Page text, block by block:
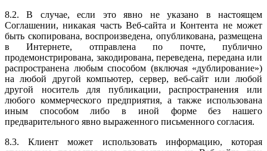
8.2. В случае, если это явно не указано в настоящем
Соглашении, никакая часть Веб-сайта и Контента не может
быть скопирована, воспроизведена, опубликована, размещена
в Интернете, отправлена по почте, публично
продемонстрирована, закодирована, переведена, передана или
распространена любым способом (включая «дублирование»)
на любой другой компьютер, сервер, веб-сайт или любой
другой носитель для публикации, распространения или
любого коммерческого предприятия, а также использована
иным способом либо в иной форме без нашего
предварительного явно выраженного письменного согласия.
8.3. Клиент может использовать информацию, которая